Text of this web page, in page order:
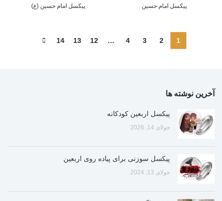
پیکسل امام حسین پیکسل امام حسین (ع)
1
2
3
4
…
12
13
14
آخرین نوشته ها
پیکسل اربعین کودکانه
جولای 14, 2026
پیکسل سوزنی برای پیاده روی اربعین
جولای 13, 2024